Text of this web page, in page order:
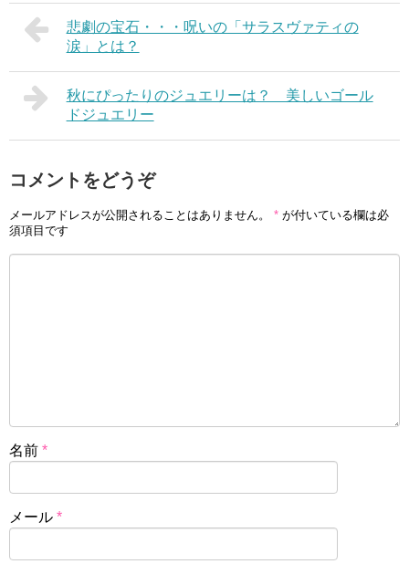
悲劇の宝石・・・呪いの「サラスヴァティの
涙」とは？
秋にぴったりのジュエリーは？ 美しいゴール
ドジュエリー
コメントをどうぞ
メールアドレスが公開されることはありません。 * が付いている欄は必
須項目です
名前 *
メール *